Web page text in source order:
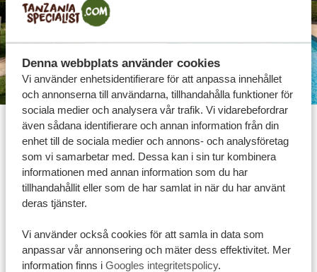
Denna webbplats använder cookies
Vi använder enhetsidentifierare för att anpassa innehållet
och annonserna till användarna, tillhandahålla funktioner för
sociala medier och analysera vår trafik. Vi vidarebefordrar
även sådana identifierare och annan information från din
enhet till de sociala medier och annons- och analysföretag
som vi samarbetar med. Dessa kan i sin tur kombinera
informationen med annan information som du har
tillhandahållit eller som de har samlat in när du har använt
deras tjänster.
Vi använder också cookies för att samla in data som
anpassar vår annonsering och mäter dess effektivitet. Mer
information finns i Googles integritetspolicy.
Silver boende
Våra silverboenden är bekväma och prisvärda alternativ
för en trevlig vistelse i Afrika. Inget glamoröst eller
lyxigt, men du kan förvänta dig anständigt och trevligt
boende för en övernattning. Alla fastigheter är väl
privata badrum med varmvattenduschar och härliga
matsalar. Mindre punkter att notera är att WiFi kanske